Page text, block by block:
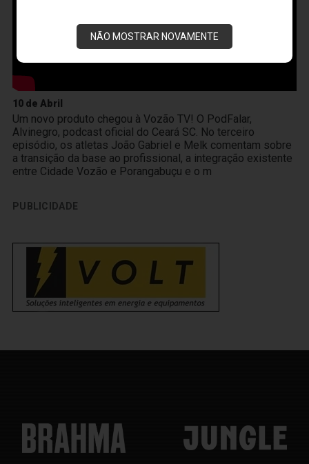
NÃO MOSTRAR NOVAMENTE
10 de Abril
Um novo produto chegou à Vozão TV! O PodFalar,
Alvinegro, podcast oficial do Ceará SC. No terceiro
episódio, os atletas João Gabriel e Melk comentam sobre
a transição da base ao profissional, a integração existente
entre Cidade Vozão e Porangabuçu e o m
PUBLICIDADE